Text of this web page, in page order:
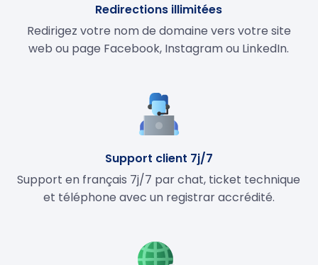
Redirections illimitées
Redirigez votre nom de domaine vers votre site
web ou page Facebook, Instagram ou LinkedIn.
Support client 7j/7
Support en français 7j/7 par chat, ticket technique
et téléphone avec un registrar accrédité.